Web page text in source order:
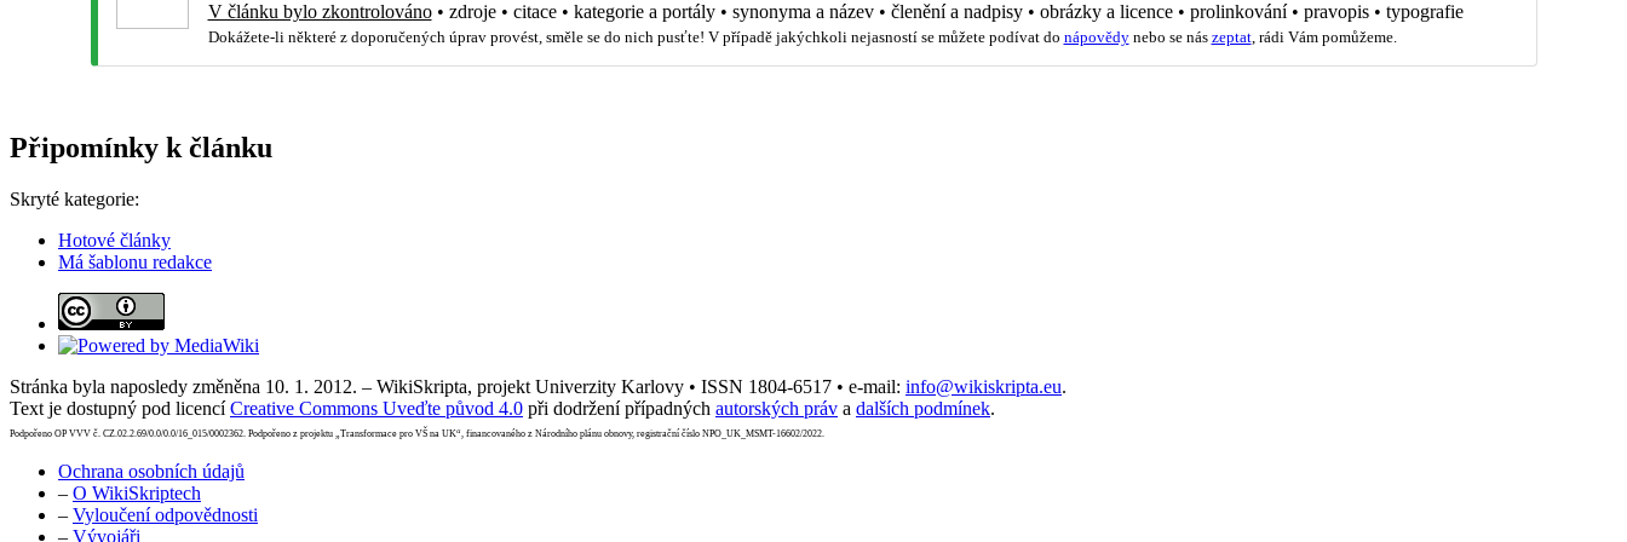
V článku bylo zkontrolováno• zdroje• citace• kategorie a portály• synonyma a název • členění a nadpisy• obrázky a licence• prolinkování• pravopis• typografie
Dokážete-li některé z doporučených úprav provést, směle se do nich pusťte! V případě jakýchkoli nejasností se můžete podívat do nápovědynebo se nás zeptat, rádi Vám pomůžeme.
Připomínky k článku
Skryté kategorie:
Hotové články
Má šablonu redakce
Stránka byla naposledy změněna 10. 1. 2012. – WikiSkripta, projekt Univerzity Karlovy • ISSN 1804-6517 • e-mail: info@wikiskripta.eu.
Text je dostupný pod licencíCreative Commons Uveďte původ 4.0 při dodržení případných autorských práv a dalších podmínek.
Podpořeno OP VVV č. CZ.02.2.69/0.0/0.0/16_015/0002362. Podpořeno z projektu „Transformace pro VŠ na UK“, financovaného z Národního plánu obnovy, registrační číslo NPO_UK_MSMT-16602/2022.
Ochrana osobních údajů
– O WikiSkriptech
– Vyloučení odpovědnosti
– Vývojáři